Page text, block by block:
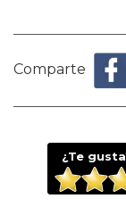
Comparte
¿Te